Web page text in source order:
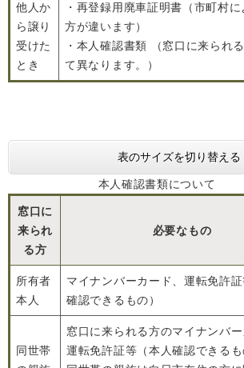
他人か
ら譲り
受けた
とき
・再登録用廃車証明書（市町村
方が違います）
・本人確認書類 （窓口に来られ
て異なります。）
表のサイズを切り替える
本人確認書類について
窓口に
来られ
る方
必要なもの
所有者
本人
マイナンバーカード、運転免許証
確認できるもの）
同世帯
窓口に来られる方のマイナンバー
運転免許証等（本人確認できるも